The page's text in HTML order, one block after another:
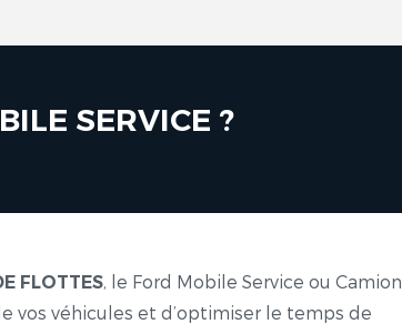
SERVICE ?
FLOTTES, le Ford Mobile Service ou Camion
vos véhicules et d’optimiser le temps de